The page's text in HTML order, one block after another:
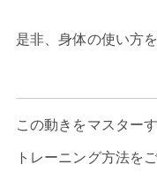
是非、身体の使い方
この動きをマスターす
トレーニング方法を